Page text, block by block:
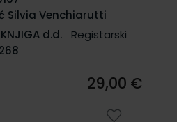
Silvia Venchiarutti
KNJIGA d.d.
Registarski
29,00 €